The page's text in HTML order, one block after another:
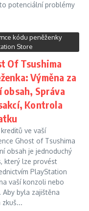
potenciální problémy
kódu peněženky
Store
Of Tsushima
Výměna za
obsah, Správa
Kontrola
kreditů ve vaší
Ghost of Tsushima
obsah je jednoduchý
který lze provést
PlayStation
vaší konzoli nebo
Aby byla zajištěna
zkuš...